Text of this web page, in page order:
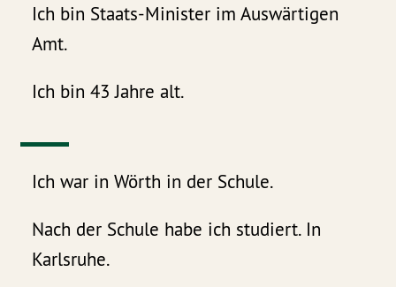
Ich bin Staats-Minister im Auswärtigen
Amt.
Ich bin 43 Jahre alt.
Ich war in Wörth in der Schule.
Nach der Schule habe ich studiert. In
Karlsruhe.